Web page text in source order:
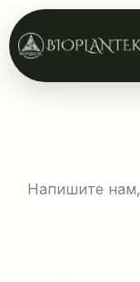
content
Напишите